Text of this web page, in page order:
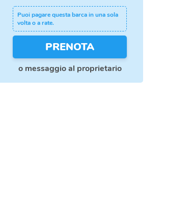
Puoi pagare questa barca in una sola
volta o a rate.
PRENOTA
o messaggio al proprietario